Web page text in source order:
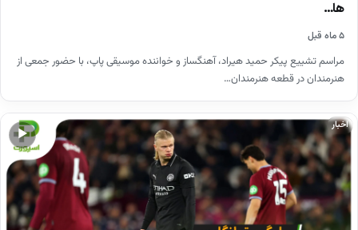
ها…
۵ ماه قبل
مراسم تشییع پیکر حمید هیراد، آهنگساز و خواننده موسیقی پاپ، با حضور جمعی از
هنرمندان در قطعه هنرمندان…
▶
اخبار